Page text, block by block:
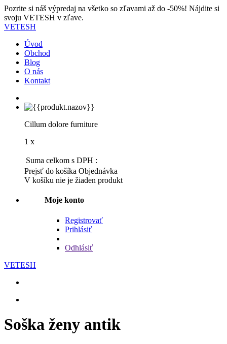
Pozrite si náš výpredaj na všetko so zľavami až do -50%! Nájdite si
svoju VETESH v zľave.
VETESH
Úvod
Obchod
Blog
O nás
Kontakt
Cillum dolore furniture
1 x
Suma celkom s DPH :
Prejsť do košíka Objednávka
V košíku nie je žiaden produkt
Moje konto
Registrovať
Prihlásiť
Odhlásiť
VETESH
Soška ženy antik